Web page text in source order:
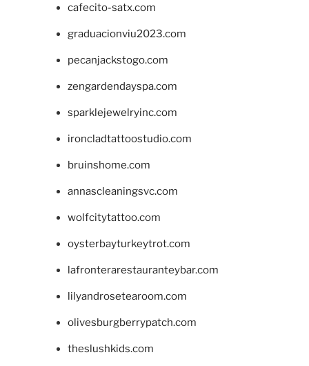
cafecito-satx.com
graduacionviu2023.com
pecanjackstogo.com
zengardendayspa.com
sparklejewelryinc.com
ironcladtattoostudio.com
bruinshome.com
annascleaningsvc.com
wolfcitytattoo.com
oysterbayturkeytrot.com
lafronterarestauranteybar.com
lilyandrosetearoom.com
olivesburgberrypatch.com
theslushkids.com